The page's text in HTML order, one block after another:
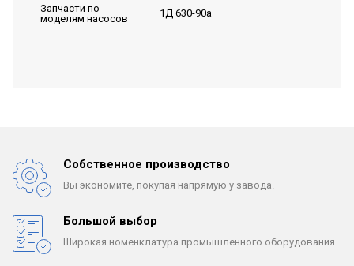
Запчасти по
моделям насосов
1Д 630-90а
Собственное производство
Вы экономите, покупая напрямую у завода.
Большой выбор
Широкая номенклатура промышленного оборудования.